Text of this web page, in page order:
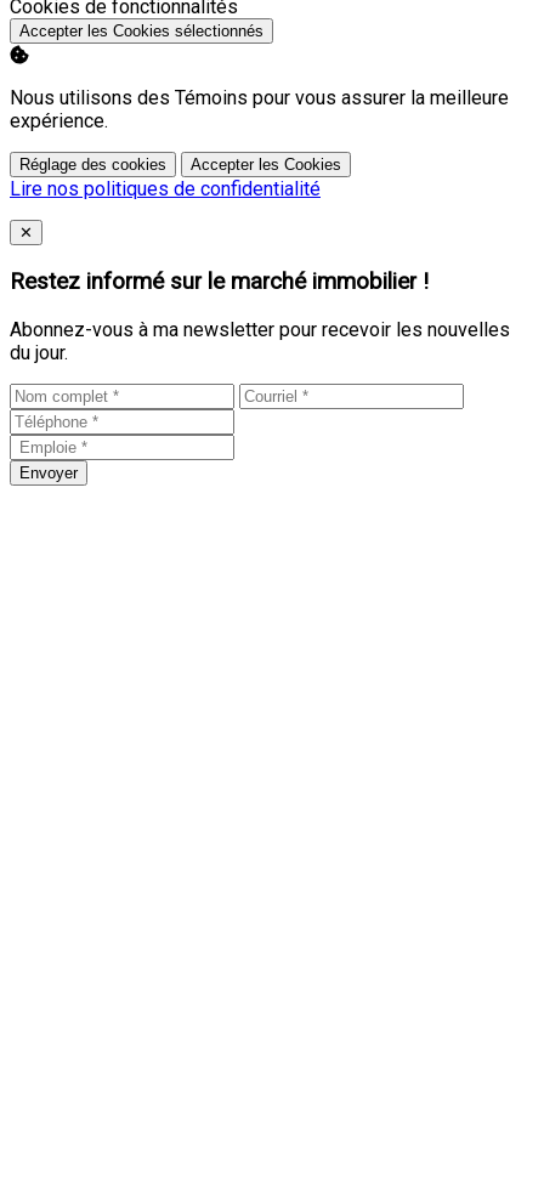
Activer
Cookies de fonctionnalités
Accepter les Cookies sélectionnés
Nous utilisons des Témoins pour vous assurer la meilleure
expérience.
Réglage des cookies Accepter les Cookies
Lire nos politiques de confidentialité
Close
✕
Restez informé sur le marché immobilier !
Abonnez-vous à ma newsletter pour recevoir les nouvelles
du jour.
Envoyer